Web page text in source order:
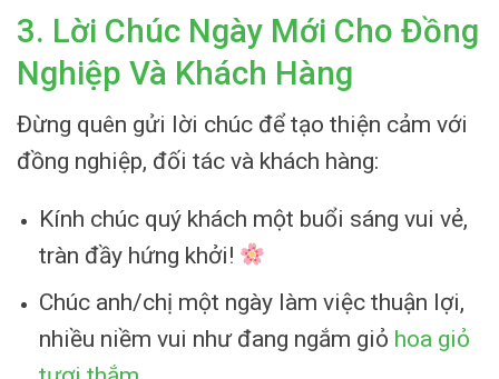
3. Lời Chúc Ngày Mới Cho Đồng
Nghiệp Và Khách Hàng
Đừng quên gửi lời chúc để tạo thiện cảm với
đồng nghiệp, đối tác và khách hàng:
Kính chúc quý khách một buổi sáng vui vẻ,
tràn đầy hứng khởi!
Chúc anh/chị một ngày làm việc thuận lợi,
nhiều niềm vui như đang ngắm giỏ hoa giỏ